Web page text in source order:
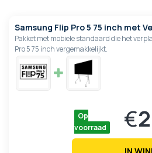
Samsung Flip Pro 5 75 inch met
Pakket met mobiele standaard die het
Pro 5 75 inch vergemakkelijkt.
Op
voorraad
€